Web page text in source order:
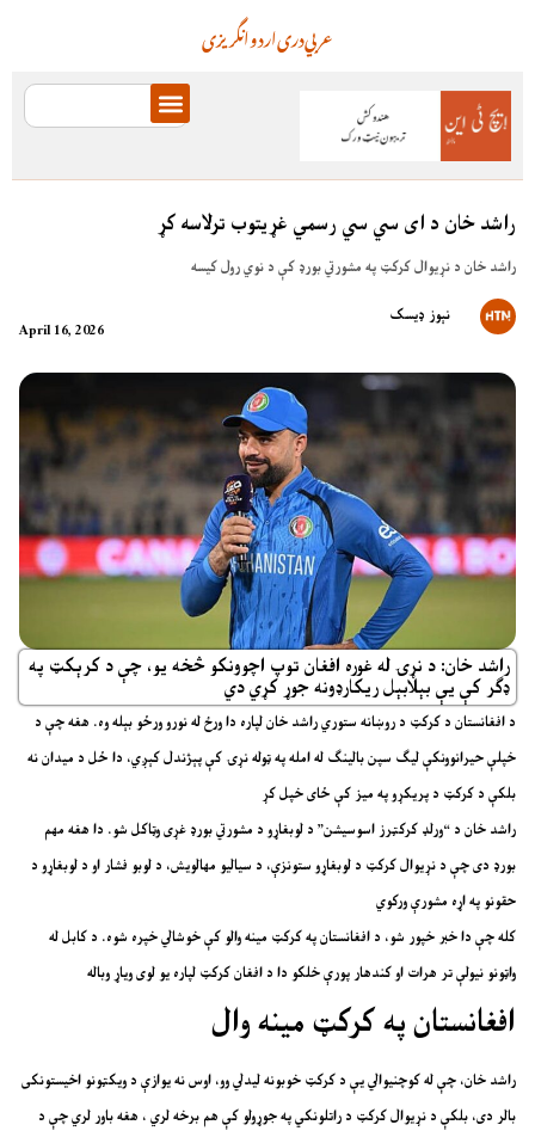
انگریزیاردودریعربي
راشد خان د ای سي سي رسمي غړیتوب ترلاسه کړ
راشد خان د نړیوال کرکټ په مشورتي بورډ کې د نوي رول کیسه
April 16, 2026
نېوز ډیسک
راشد خان: د نړۍ له غوره افغان توپ اچوونکو څخه یو، چې د کرېکټ په
ډګر کې یې بېلابېل ریکارډونه جوړ کړي دي
د افغانستان د کرکټ د روښانه ستوري راشد خان لپاره دا ورځ له نورو ورځو بېله وه. هغه چې د
خپلې حیرانوونکې لیګ سپن بالینګ له امله په ټوله نړۍ کې پېژندل کېږي، دا ځل د میدان نه
بلکې د کرکټ د پریکړو په میز کې ځای خپل کړ
راشد خان د “ورلډ کرکټرز اسوسیشن” د لوبغاړو د مشورتي بورډ غړی وټاکل شو. دا هغه مهم
بورډ دی چې د نړیوال کرکټ د لوبغاړو ستونزې، د سیالیو مهالویش، د لوبو فشار او د لوبغاړو د
حقونو په اړه مشورې ورکوي
کله چې دا خبر خپور شو، د افغانستان په کرکټ مینه والو کې خوشالي خپره شوه. د کابل له
واټونو نیولې تر هرات او کندهار پورې خلکو دا د افغان کرکټ لپاره یو لوی ویاړ وباله
افغانستان په کرکټ مینه وال
راشد خان، چې له کوچنیوالي یې د کرکټ خوبونه لیدلي وو، اوس نه یوازې د ویکټونو اخیستونکی
بالر دی، بلکې د نړیوال کرکټ د راتلونکي په جوړولو کې هم برخه لري ، هغه باور لري چې د